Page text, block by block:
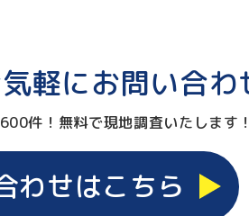
軽にお問い合わ
件！ 無料で現地調査いたします！
わせはこちら